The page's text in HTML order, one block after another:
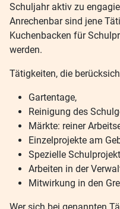
Schuljahr aktiv zu
Anrechenbar sind jene
Kuchenbacken für
werden.
Tätigkeiten, die
Gartentage,
Reinigung des
Märkte: reiner
Einzelprojekte am
Spezielle
Arbeiten in der
Mitwirkung in den
Wer sich bei genannten